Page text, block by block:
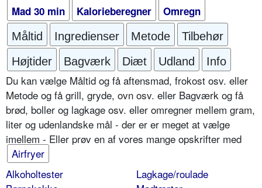
Mad 30 min
Kalorieberegner Omregn
Måltid Ingredienser Metode
Tilbehør
Højtider
Bagværk Diæt Udland Info
Du kan vælge Måltid og få aftensmad, frokost osv. eller
Metode og få grill, gryde, ovn osv. eller Bagværk og få
brød, boller og lagkage osv. eller omregner mellem gram,
liter og udenlandske mål - der er er meget at vælge
imellem - Eller prøv en af vores mange opskrifter med
Airfryer
Alkoholtester
Lagkage/roulade